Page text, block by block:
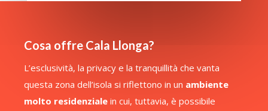
Cosa offre Cala Llonga?
L’esclusività, la privacy e la tranquillità che vanta
questa zona dell’isola si riflettono in un ambiente
molto residenziale in cui, tuttavia, è possibile